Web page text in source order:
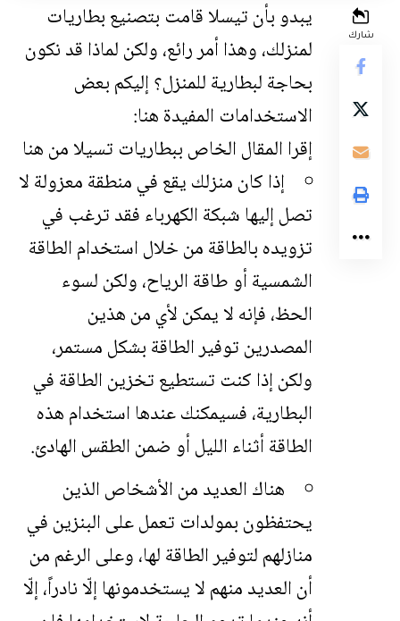
شارك
يبدو بأنتيسلا قامت بتصنيع بطاريات
لمنزلك، وهذا أمر رائع، ولكن لماذا قد نكون
بحاجة لبطارية للمنزل؟ إليكم بعض
الاستخدامات المفيدة هنا:
إقرا المقال الخاص ببطاريات تسيلا من هنا
إذا كان منزلك يقع في منطقة معزولة لا
تصل إليها شبكة الكهرباء فقد ترغب في
تزويده بالطاقة من خلال استخدام الطاقة
الشمسية أو طاقة الرياح، ولكن لسوء
الحظ، فإنه لا يمكن لأي من هذين
المصدرين توفير الطاقة بشكل مستمر،
ولكن إذا كنت تستطيع تخزين الطاقة في
البطارية، فسيمكنك عندها استخدام هذه
الطاقة أثناء الليل أو ضمن الطقس الهادئ.
هناك العديد من الأشخاص الذين
يحتفظون بمولدات تعمل على البنزين في
منازلهم لتوفير الطاقة لها، وعلى الرغم من
أن العديد منهم لا يستخدمونها إلّا نادراً، إلّا